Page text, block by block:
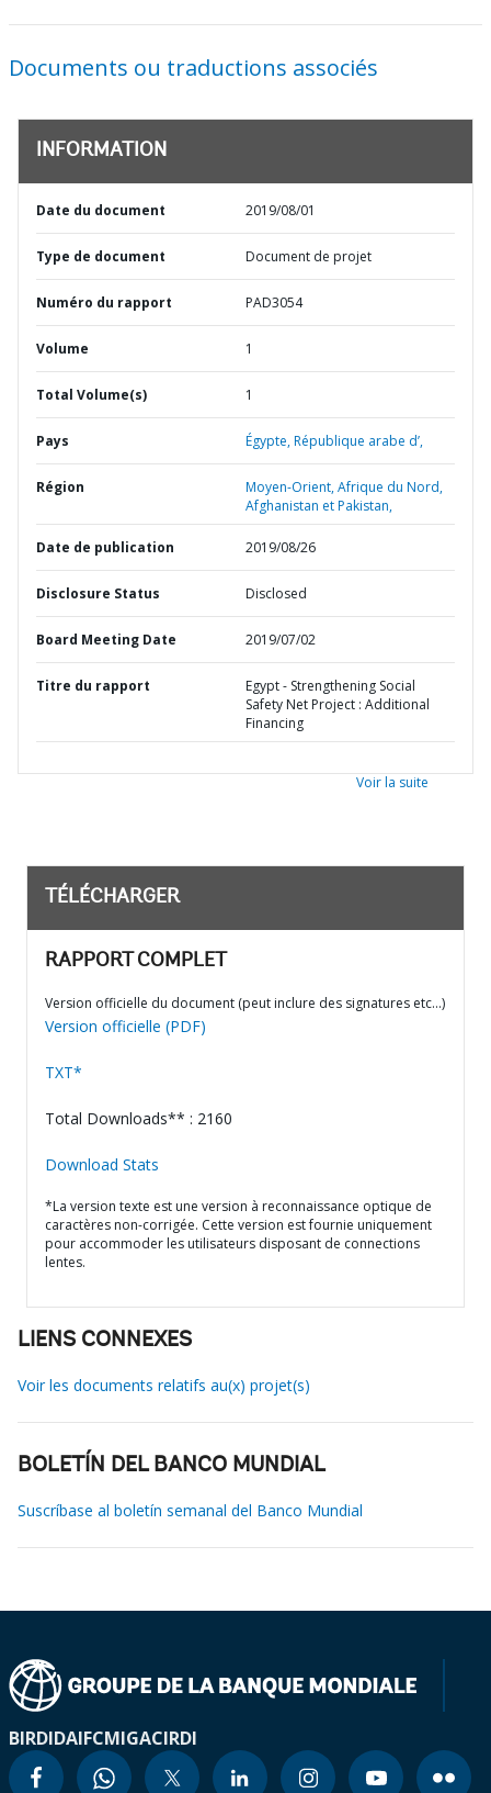
Documents ou traductions associés
INFORMATION
Date du document 2019/08/01
Type de document Document de projet
Numéro du rapport PAD3054
Volume 1
Total Volume(s) 1
Pays Égypte,République arabe d’,
Région
Moyen-Orient, Afrique du Nord,
Afghanistan et Pakistan,
Date de publication 2019/08/26
Disclosure Status Disclosed
Board Meeting Date 2019/07/02
Titre du rapport
Egypt - Strengthening Social
Safety Net Project : Additional
Financing
Voir la suite
TÉLÉCHARGER
RAPPORT COMPLET
Version officielle du document (peut inclure des signatures etc…)
Version officielle (PDF)
TXT*
Total Downloads** : 2160
Download Stats
*La version texte est une version à reconnaissance optique de
caractères non-corrigée. Cette version est fournie uniquement
pour accommoder les utilisateurs disposant de connections
lentes.
LIENS CONNEXES
Voir les documents relatifs au(x) projet(s)
BOLETÍN DEL BANCO MUNDIAL
Suscríbase al boletín semanal del Banco Mundial
BIRDIDAIFCMIGACIRDI